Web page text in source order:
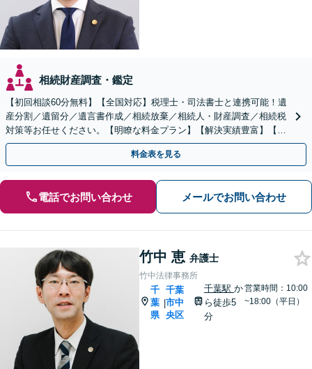
相続財産調査・鑑定
【初回相談60分無料】【全国対応】税理士・司法書士と連携可能！遺
産分割／遺留分／遺言書作成／相続放棄／相続人・財産調査／相続税
対策等お任せください。【明瞭な料金プラン】【解決実績豊富】【電
話相談可】
料金表を見る
電話でお問い合わせ メールでお問い合わせ
竹中 恵 弁護士
竹中法律事務所
千
葉
県
|
千葉
市中
央区
千葉駅 か
ら徒歩5
分
営業時間：10:00
~18:00（平日）